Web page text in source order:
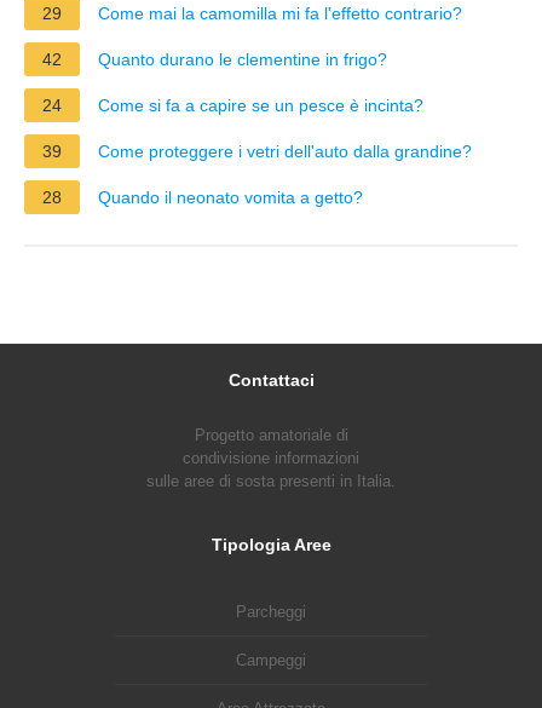
29 Come mai la camomilla mi fa l'effetto contrario?
42 Quanto durano le clementine in frigo?
24 Come si fa a capire se un pesce è incinta?
39 Come proteggere i vetri dell'auto dalla grandine?
28 Quando il neonato vomita a getto?
Contattaci
Progetto amatoriale di
condivisione informazioni
sulle aree di sosta presenti in Italia.
Tipologia Aree
Parcheggi
Campeggi